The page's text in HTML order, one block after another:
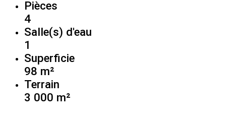
Pièces
4
Salle(s) d'eau
1
Superficie
98 m²
Terrain
3 000 m²